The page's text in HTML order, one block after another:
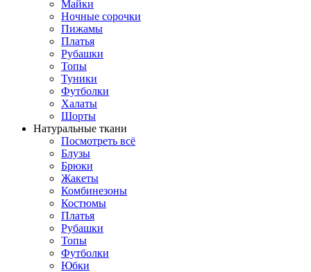
Майки
Ночные сорочки
Пижамы
Платья
Рубашки
Топы
Туники
Футболки
Халаты
Шорты
Натуральные ткани
Посмотреть всё
Блузы
Брюки
Жакеты
Комбинезоны
Костюмы
Платья
Рубашки
Топы
Футболки
Юбки